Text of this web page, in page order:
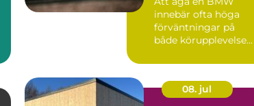
innebär ofta höga
förväntningar på
både körupplevelse
bilen ska...
08. jul